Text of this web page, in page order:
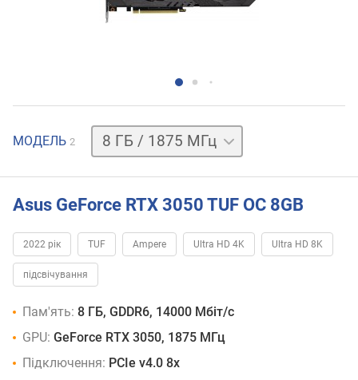
МОДЕЛЬ 2
8 ГБ
Asus GeForce RTX 3050 TUF OC 8GB
2022 рік TUF Ampere Ultra HD 4K Ultra HD 8K
підсвічування
Пам'ять: 8 ГБ, GDDR6, 14000 Мбіт/с
GPU: GeForce RTX 3050, 1875 МГц
Підключення: PCIe v4.0 8x